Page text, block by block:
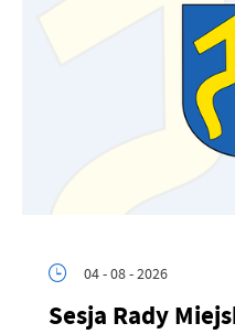
04 - 08 - 2026
Sesja Rady